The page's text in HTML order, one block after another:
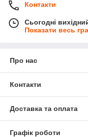
Контакти
Сьогодні
Показати весь
Про нас
Контакти
Доставка та оплата
Графік роботи